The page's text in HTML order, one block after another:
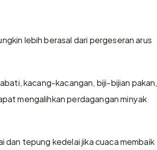
lebih berasal dari pergeseran arus
kacang-kacangan, biji-bijian pakan,
mengalihkan perdagangan minyak
tepung kedelai jika cuaca membaik